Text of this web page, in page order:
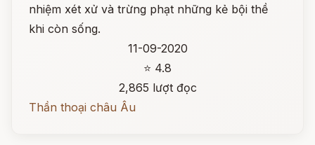
nhiệm xét xử và trừng phạt những kẻ bội thề
khi còn sống.
11-09-2020
⭐ 4.8
2,865 lượt đọc
Thần thoại châu Âu